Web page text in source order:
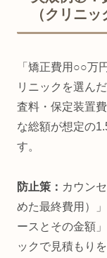
（クリニッ
「矯正費用○○万
リニックを選ん
査料・保定装置
な総額が想定の
す。
防止策： カウン
めた最終費用）
ースとその金額
ックで見積もりを